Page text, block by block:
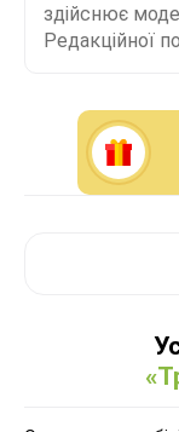
здійснює
Редакційної